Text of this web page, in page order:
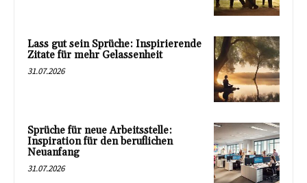
Lass gut sein Sprüche: Inspirierende
Zitate für mehr Gelassenheit
31.07.2026
Sprüche für neue Arbeitsstelle:
Inspiration für den beruflichen
Neuanfang
31.07.2026